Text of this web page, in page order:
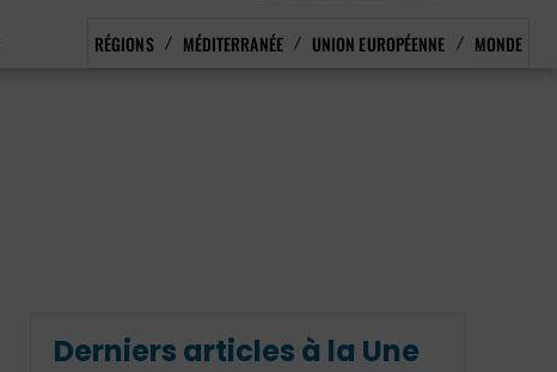
RÉGIONS MÉDITERRANÉE UNION EUROPÉENNE MONDE
Derniers articles à la Une